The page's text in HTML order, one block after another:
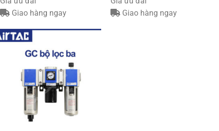
Giao hàng ngay
Giao hàng ngay